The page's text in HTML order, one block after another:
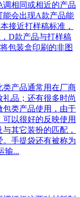
相同或相近的产品
能会出现A款产品能
接近打样稿标准，
D款产品与打样稿
包装盒印刷的非图
类产品通常用在厂商
品；还有很多时尚
包类产品使用，由于
以很好的反映使用
其它装扮的匹配，
。手提袋还有被称为
输...